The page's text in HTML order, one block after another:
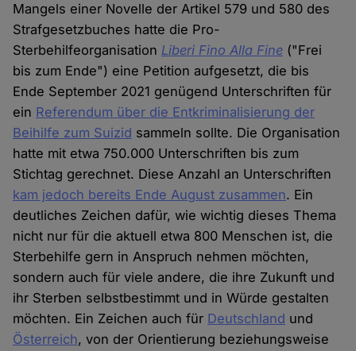
Mangels einer Novelle der Artikel 579 und 580 des
Strafgesetzbuches hatte die Pro-
Sterbehilfeorganisation Liberi Fino Alla Fine ("Frei
bis zum Ende") eine Petition aufgesetzt, die bis
Ende September 2021 genügend Unterschriften für
ein Referendum über die Entkriminalisierung der
Beihilfe zum Suizid sammeln sollte. Die Organisation
hatte mit etwa 750.000 Unterschriften bis zum
Stichtag gerechnet. Diese Anzahl an Unterschriften
kam jedoch bereits Ende August zusammen. Ein
deutliches Zeichen dafür, wie wichtig dieses Thema
nicht nur für die aktuell etwa 800 Menschen ist, die
Sterbehilfe gern in Anspruch nehmen möchten,
sondern auch für viele andere, die ihre Zukunft und
ihr Sterben selbstbestimmt und in Würde gestalten
möchten. Ein Zeichen auch für Deutschland und
Österreich, von der Orientierung beziehungsweise